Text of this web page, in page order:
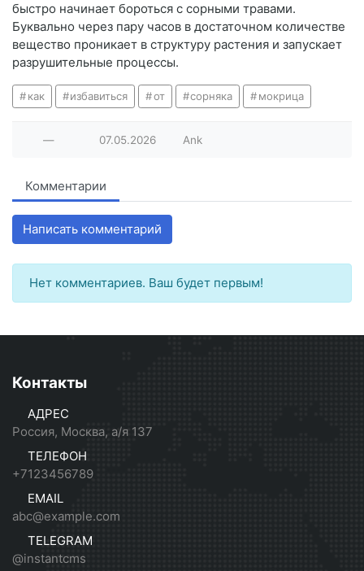
быстро начинает бороться с сорными травами.
Буквально через пару часов в достаточном количестве
вещество проникает в структуру растения и запускает
разрушительные процессы.
как избавиться от сорняка мокрица
— 07.05.2026 Ank
Комментарии
Написать комментарий
Нет комментариев. Ваш будет первым!
Контакты
АДРЕС
Россия, Москва, а/я 137
ТЕЛЕФОН
+7123456789
EMAIL
abc@example.com
TELEGRAM
@instantcms